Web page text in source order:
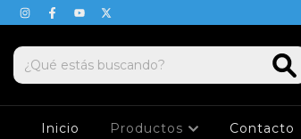
Inicio Productos Contacto